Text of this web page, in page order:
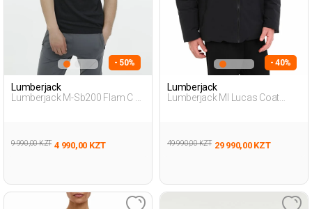
- 50%
Lumberjack
Lumberjack M-Sb200 Flam C T-
9 990,00 KZT 4 990,00 KZT
- 40%
Lumberjack
Lumberjack Ml Lucas Coat
49 990,00 KZT 29 990,00 KZT